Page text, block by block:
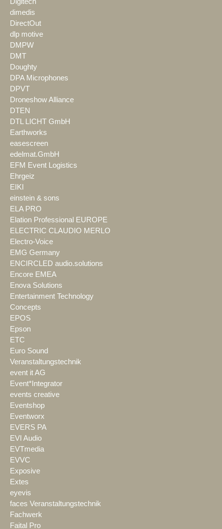
dimedis
DirectOut
dlp motive
DMPW
DMT
Doughty
DPA Microphones
DPVT
Droneshow Alliance
DTEN
DTL LICHT GmbH
Earthworks
easescreen
edelmat.GmbH
EFM Event Logistics
Ehrgeiz
EIKI
einstein & sons
ELA PRO
Elation Professional EUROPE
ELECTRIC CLAUDIO MERLO
Electro-Voice
EMG Germany
ENCIRCLED audio.solutions
Encore EMEA
Enova Solutions
Entertainment Technology
Concepts
EPOS
Epson
ETC
Euro Sound
Veranstaltungstechnik
event it AG
Event*Integrator
events creative
Eventshop
Eventworx
EVERS PA
EVI Audio
EVTmedia
EVVC
Exposive
Extes
eyevis
faces Veranstaltungstechnik
Fachwerk
Faital Pro